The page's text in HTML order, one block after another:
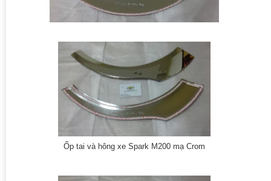
Ốp tai và hông xe Spark M200 mạ Crom